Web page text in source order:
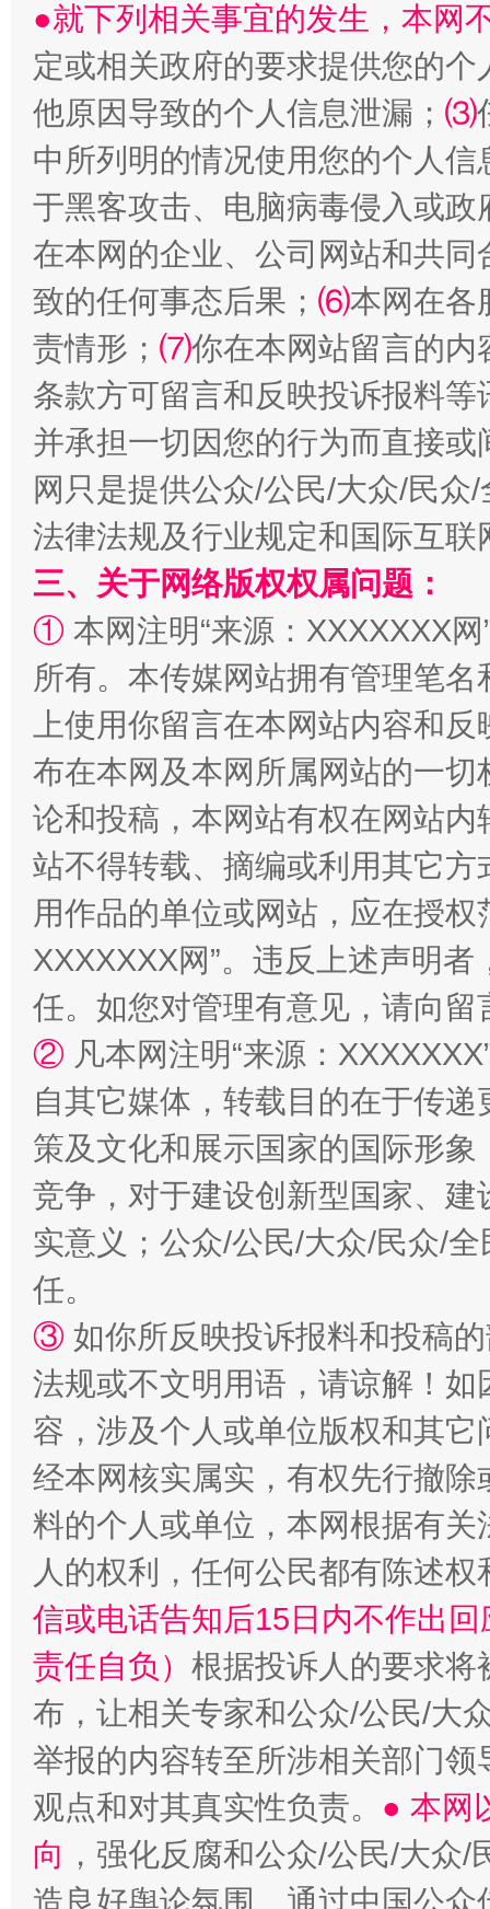
生
揭批美国五大"原罪" "炒
解纷+调解+退费，一次搞定
站台名比不上好声名
漫山遍野的桃花与雪山、麦地、白藏房
招工难、用工荒背后
●就下列相关事宜的发生，本网
定或相关政府的要求提供您的个
他原因导致的个人信息泄漏； ⑶
中所列明的情况使用您的个人
于黑客攻击、电脑病毒侵入或
在本网的企业、公司网站和共
致的任何事态后果； ⑹本网在各
责情形； ⑺你在本网站留言的内
条款方可留言和反映投诉报料
并承担一切因您的行为而直接
网只是提供公众/公民/大众/民
法律法规及行业规定和国际互
三、关于网络版权权属问题：
① 本网注明“来源：XXXXXXX
所有。本传媒网站拥有管理笔
上使用你留言在本网站内容和
布在本网及本网所属网站的一
论和投稿，本网站有权在网站
站不得转载、摘编或利用其它
用作品的单位或网站，应在授
XXXXXXX网”。违反上述声明
任。如您对管理有意见，请向
② 凡本网注明“来源：
自其它媒体，转载目的在于传
策及文化和展示国家的国际形
竞争，对于建设创新型国家、
实意义；公众/公民/大众/民众/
任。
③ 如你所反映投诉报料和投稿
法规或不文明用语，请谅解！
容，涉及个人或单位版权和其它
经本网核实属实，有权先行撤
料的个人或单位，本网根据有
人的权利，任何公民都有陈述
信或电话告知后15日内不作出
责任自负） 根据投诉人的要求将
布，让相关专家和公众/公民/大
举报的内容转至所涉相关部门
观点和对其真实性负责。 ● 本网
向 ，强化反腐和公众/公民/大众
造良好舆论氛围。通过中国公